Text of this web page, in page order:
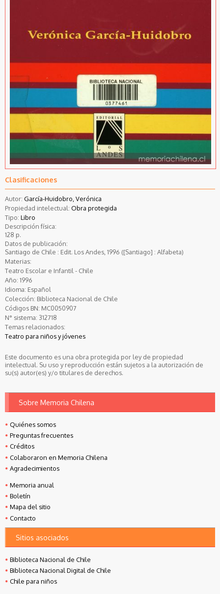
Clasificaciones
Autor: García-Huidobro, Verónica
Propiedad intelectual: Obra protegida
Tipo: Libro
Descripción física:
128 p.
Datos de publicación:
Santiago de Chile : Edit. Los Andes, 1996 ([Santiago] : Alfabeta)
Materias:
Teatro Escolar e Infantil - Chile
Año: 1996
Idioma: Español
Colección: Biblioteca Nacional de Chile
Códigos BN: MC0050907
N° sistema: 312718
Temas relacionados:
Teatro para niños y jóvenes
Este documento es una obra protegida por ley de propiedad
intelectual. Su uso y reproducción están sujetos a la autorización de
su(s) autor(es) y/o titulares de derechos.
Sobre Memoria Chilena
Quiénes somos
Preguntas frecuentes
Créditos
Colaboraron en Memoria Chilena
Agradecimientos
Memoria anual
Boletín
Mapa del sitio
Contacto
Sitios asociados
Biblioteca Nacional de Chile
Biblioteca Nacional Digital de Chile
Chile para niños